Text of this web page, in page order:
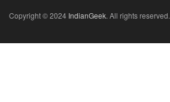
Copyright © 2024 IndianGeek. All rights reserved.